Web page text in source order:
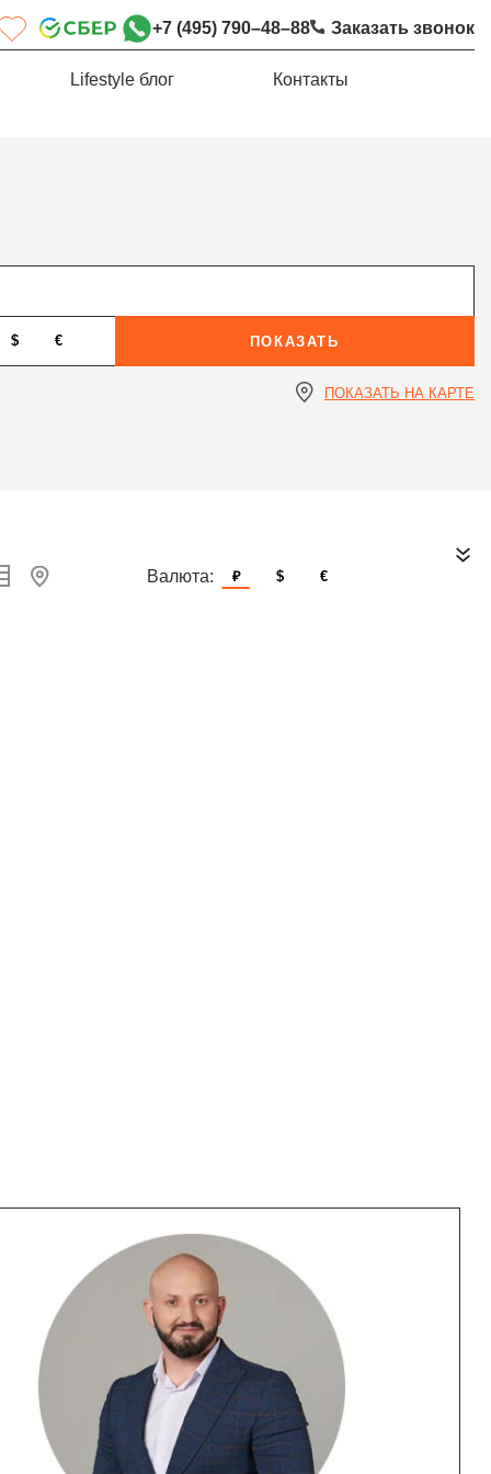
+7 (495) 790–48–88 Заказать звонок
Lifestyle блог Контакты
$ € ПОКАЗАТЬ
ПОКАЗАТЬ НА КАРТЕ
Валюта: ₽ $ €